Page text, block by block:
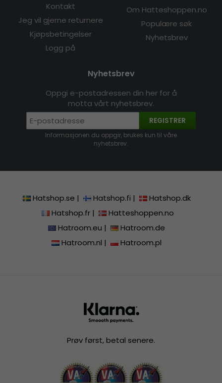
Kontakt
Jeg vil gjerne returnere
Kjøpsbetingelser
Logg på
Om Hatteshoppen.no
Populære søk
Nyhetsbrev
Nyhetsbrev
Oppgi e-postadressen din her for å
motta vårt nyhetsbrev.
REGISTRER
Informasjonen du oppgir, brukes kun til våre
nyhetsbrev.
Hatshop.se | Hatshop.fi |
Hatshop.dk
Hatshop.fr|
Hatteshoppen.no
Hatroom.eu |
Hatroom.de
Hatroom.nl | Hatroom.pl
Prøv først, betal senere.